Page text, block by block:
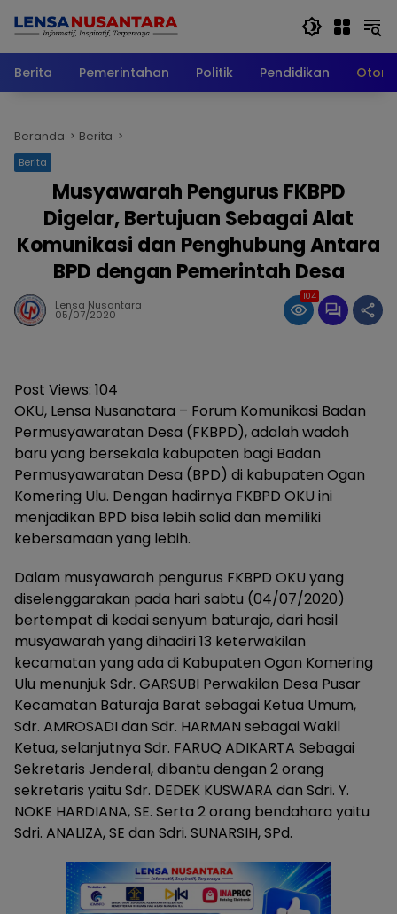
Berita
Pemerintahan Politik Pendidikan
Beranda Berita
Berita
Musyawarah Pengurus FKBPD
Digelar, Bertujuan Sebagai Alat
Komunikasi dan Penghubung Antara
BPD dengan Pemerintah Desa
Lensa Nusantara
05/07/2020
104
Post Views: 104
OKU, Lensa Nusanatara – Forum Komunikasi Badan
Permusyawaratan Desa (FKBPD), adalah wadah
baru yang bersekala kabupaten bagi Badan
Permusyawaratan Desa (BPD) di kabupaten Ogan
Komering Ulu. Dengan hadirnya FKBPD OKU ini
menjadikan BPD bisa lebih solid dan memiliki
kebersamaan yang lebih.
Dalam musyawarah pengurus FKBPD OKU yang
diselenggarakan pada hari sabtu (04/07/2020)
bertempat di kedai senyum baturaja, dari hasil
musyawarah yang dihadiri 13 keterwakilan
kecamatan yang ada di Kabupaten Ogan Komering
Ulu menunjuk Sdr. GARSUBI Perwakilan Desa Pusar
Kecamatan Baturaja Barat sebagai Ketua Umum,
Sdr. AMROSADI dan Sdr. HARMAN sebagai Wakil
Ketua, selanjutnya Sdr. FARUQ ADIKARTA Sebagai
Sekretaris Jenderal, dibantu dengan 2 orang
sekretaris yaitu Sdr. DEDEK KUSWARA dan Sdri. Y.
NOKE HARDIANA, SE. Serta 2 orang bendahara yaitu
Sdri. ANALIZA, SE dan Sdri. SUNARSIH, SPd.